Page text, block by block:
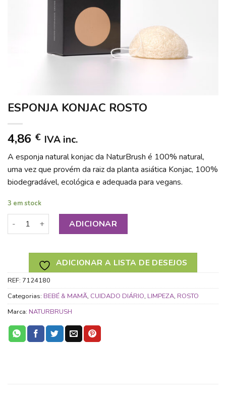
ESPONJA KONJAC ROSTO
4,86 € IVA inc.
A esponja natural konjac da NaturBrush é 100% natural,
uma vez que provém da raiz da planta asiática Konjac, 100%
biodegradável, ecológica e adequada para vegans.
3 em stock
Quantidade de ESPONJA KONJAC ROSTO
ADICIONAR
ADICIONAR A LISTA DE DESEJOS
REF: 7124180
Categorias: BEBÉ & MAMÃ, CUIDADO DIÁRIO, LIMPEZA, ROSTO
Marca: NATURBRUSH